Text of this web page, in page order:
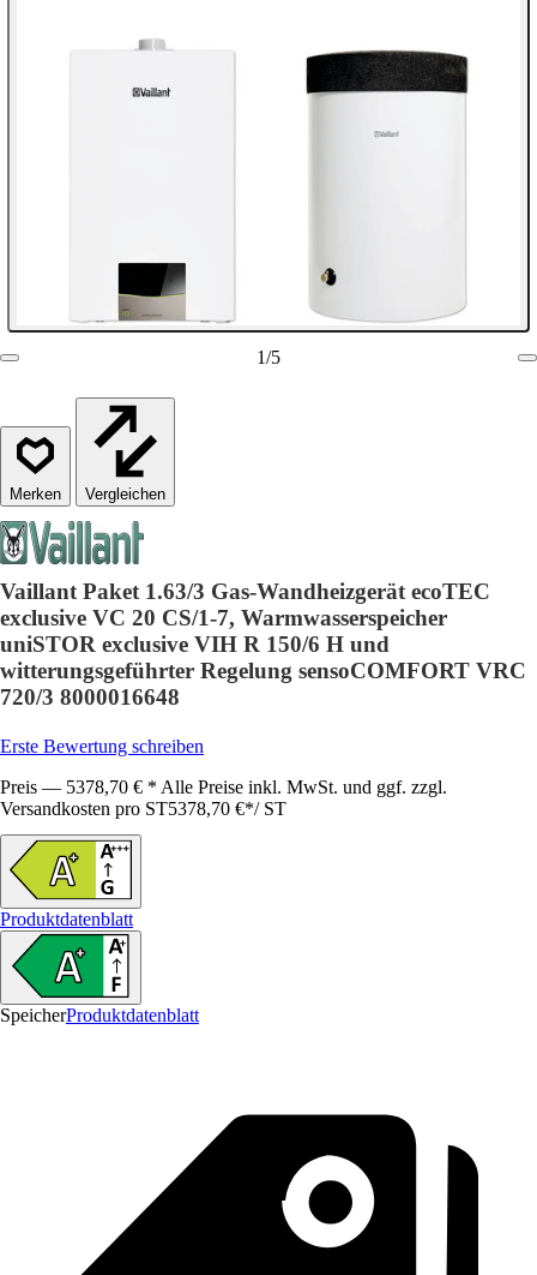
1/5
Vergleichen
Vaillant Paket 1.63/3 Gas-Wandheizgerät ecoTEC
exclusive VC 20 CS/1-7, Warmwasserspeicher
uniSTOR exclusive VIH R 150/6 H und
witterungsgeführter Regelung sensoCOMFORT VRC
720/3 8000016648
Erste Bewertung schreiben
Preis — 5378,70 € * Alle Preise inkl. MwSt. und ggf. zzgl.
Versandkosten pro ST5378,70 €*/ ST
Produktdatenblatt
SpeicherProduktdatenblatt